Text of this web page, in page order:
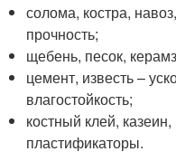
солома, костра,
прочность;
щебень, песок,
цемент, известь –
влагостойкость;
костный клей,
пластификаторы.